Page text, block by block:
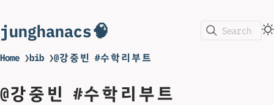
junghanacs🧠 Search
Home ❯bib ❯@강중빈 #수학리부트
@강중빈 #수학리부트